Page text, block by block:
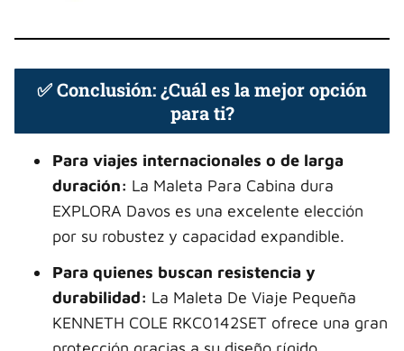
✅ Conclusión: ¿Cuál es la mejor opción
para ti?
Para viajes internacionales o de larga
duración: La Maleta Para Cabina dura
EXPLORA Davos es una excelente elección
por su robustez y capacidad expandible.
Para quienes buscan resistencia y
durabilidad: La Maleta De Viaje Pequeña
KENNETH COLE RKC0142SET ofrece una gran